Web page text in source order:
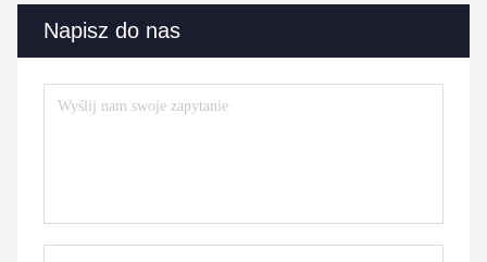
Napisz do nas